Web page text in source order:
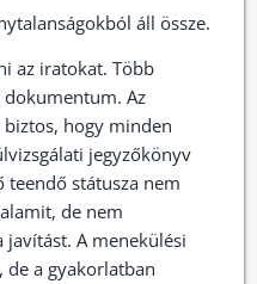
áll össze.
az iratokat. Több
dokumentum. Az
hogy minden
jegyzőkönyv
teendő státusza nem
de nem
A menekülési
a gyakorlatban